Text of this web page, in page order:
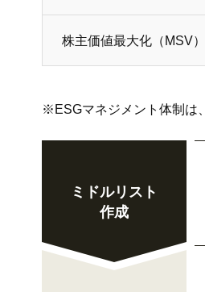
株主価値最大化（MSV）
※ESGマネジメント体制は、
ミドルリスト
作成